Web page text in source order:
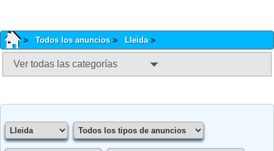
Todos los anuncios Lleida
Ver todas las categorías